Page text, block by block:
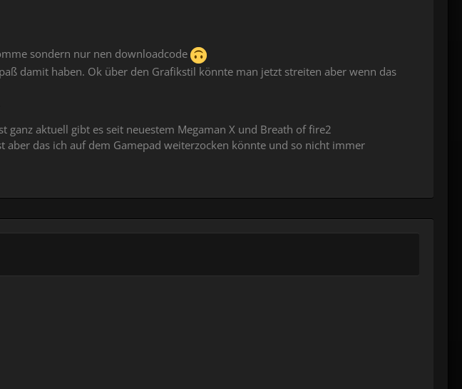
sondern nur nen downloadcode
damit haben. Ok über den Grafikstil könnte man jetzt streiten aber wenn das
ganz aktuell gibt es seit neuestem Megaman X und Breath of fire2
das ich auf dem Gamepad weiterzocken könnte und so nicht immer